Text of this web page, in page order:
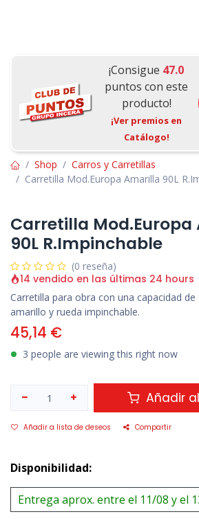
¡Consigue 47.0
puntos con este
producto!
¡Ver premios en
Catálogo!
Shop
Carros y Carretillas
Carretilla Mod.Europa Amarilla 90L
Carretilla
90L R.Impinchable
(0 reseña)
14 vendido en las últimas 24 hours
Carretilla para obra con una capacidad
amarillo y rueda impinchable.
45,14 €
3 people are viewing this right now
Añadir
Añadir a lista de deseos Compartir
Disponibilidad:
Entrega aprox. entre el 11/08 y el